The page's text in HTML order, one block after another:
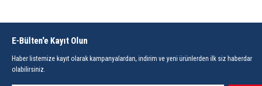
E-Bülten'e Kayıt Olun
Haber listemize kayıt olarak kampanyalardan, indirim ve yeni ürünlerden ilk siz haberdar
olabilirsiniz.